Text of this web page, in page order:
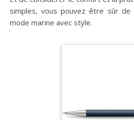
simples, vous pouvez être sûr
mode marine avec style.